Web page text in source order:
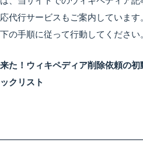
応代行サービスもご案内していま
下の手順に従って行動してください。
来た！ウィキペディア削除依頼の
ックリスト